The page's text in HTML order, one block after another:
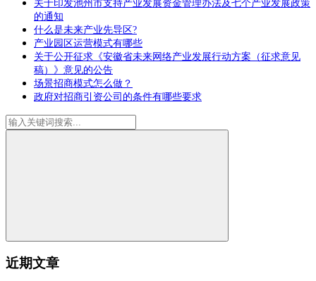
关于印发池州市支持产业发展资金管理办法及七个产业发展政策
的通知
什么是未来产业先导区?
产业园区运营模式有哪些
关于公开征求《安徽省未来网络产业发展行动方案（征求意见
稿）》意见的公告
场景招商模式怎么做？
政府对招商引资公司的条件有哪些要求
近期文章